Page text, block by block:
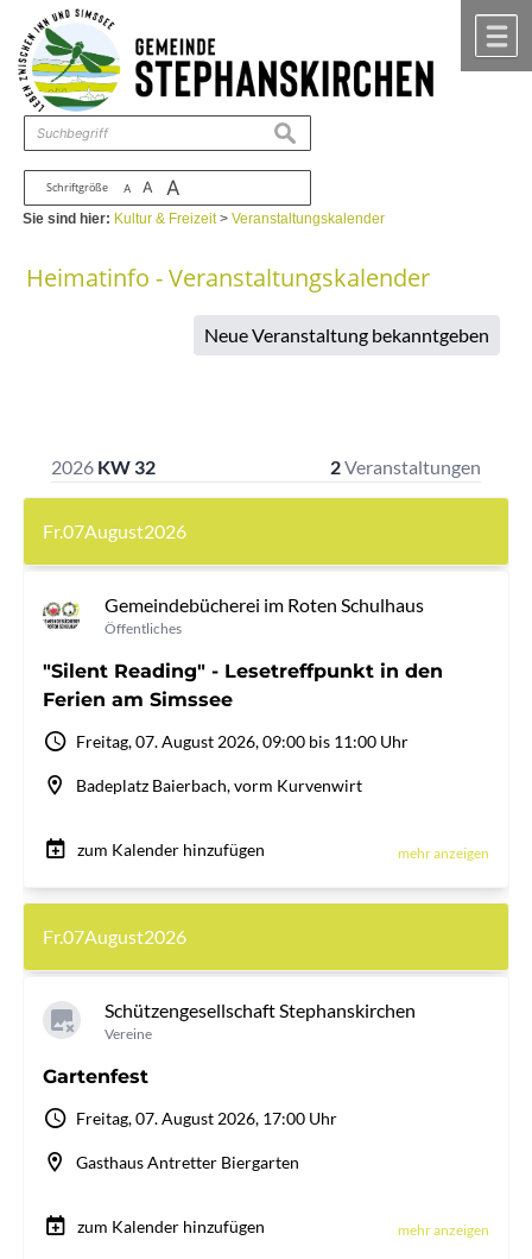
Zum Inhalt ,zur Navigation
Schriftgröße A A A
suchen
Sie sind hier: Kultur & Freizeit>Veranstaltungskalender
Heimatinfo - Veranstaltungskalender